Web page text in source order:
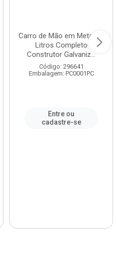
Carro de Mão em Metal 60
Litros Completo
Construtor Galvaniz...
Código: 296641
Embalagem: PC0001PC
Entre ou
cadastre-se